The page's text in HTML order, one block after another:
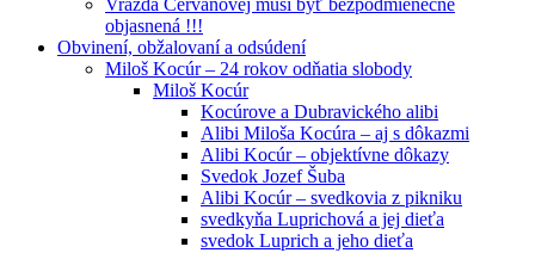
objasnená !!!
Obvinení, obžalovaní a odsúdení
Miloš Kocúr – 24 rokov odňatia slobody
Miloš Kocúr
Kocúrove a Dubravického alibi
Alibi Miloša Kocúra – aj s dôkazmi
Alibi Kocúr – objektívne dôkazy
Svedok Jozef Šuba
Alibi Kocúr – svedkovia z pikniku
svedkyňa Luprichová a jej dieťa
svedok Luprich a jeho dieťa